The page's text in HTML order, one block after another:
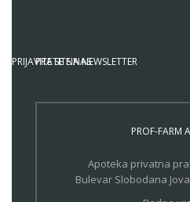
PRATITE NAS
PRIJAVITE SE NA NEWSLETTER
PROF-FARM
Apoteka privatna
Bulevar Slobodana